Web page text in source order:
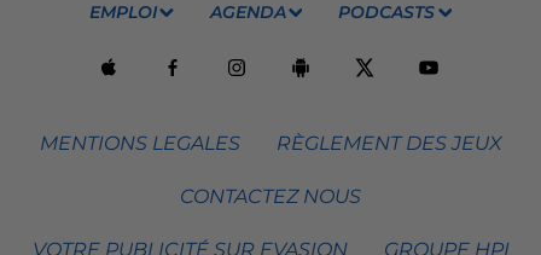
EMPLOI AGENDA PODCASTS
MENTIONS LEGALES RÈGLEMENT DES JEUX
CONTACTEZ NOUS
VOTRE PUBLICITÉ SUR EVASION GROUPE HPI